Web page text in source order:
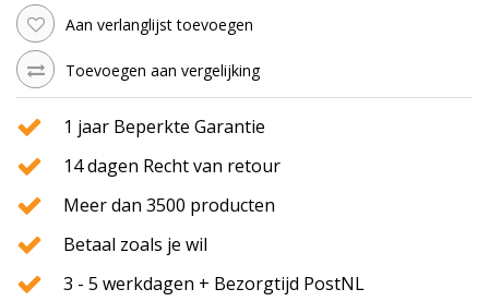
Aan verlanglijst toevoegen
Toevoegen aan vergelijking
1 jaar Beperkte Garantie
14 dagen Recht van retour
Meer dan 3500 producten
Betaal zoals je wil
3 - 5 werkdagen + Bezorgtijd PostNL